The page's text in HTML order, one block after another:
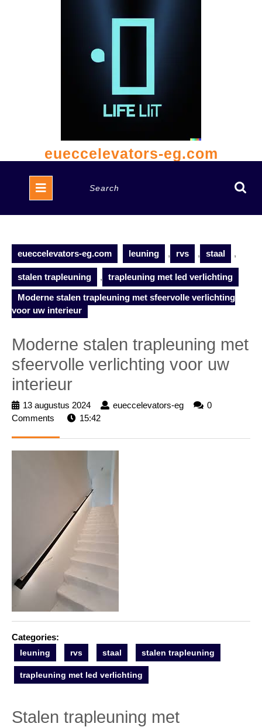
eueccelevators-eg.com
Open
Button
eueccelevators-eg.com leuning , rvs , staal ,
stalen trapleuning , trapleuning met led verlichting
Moderne stalen trapleuning met sfeervolle verlichting
voor uw interieur
Moderne stalen trapleuning met
sfeervolle verlichting voor uw
interieur
13 augustus 2024
13
augustus
eueccelevators-eg
eueccelevators-
0
Comments
15:42
Categories:
leuning rvs staal stalen trapleuning
trapleuning met led verlichting
Stalen trapleuning met